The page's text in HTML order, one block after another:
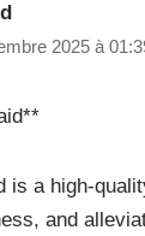
2025 à
is a high-
and